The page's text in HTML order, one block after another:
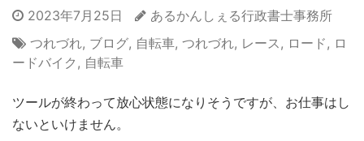
2023年7月25日
あるかんしぇる行政書士事務所
つれづれ, ブログ, 自転車, つれづれ, レース , ロード , ロ
ードバイク , 自転車
ツールが終わって放心状態になりそうですが、お仕事はし
ないといけません。